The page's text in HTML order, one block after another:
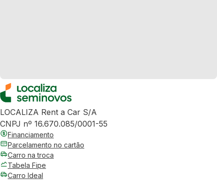
LOCALIZA Rent a Car S/A
CNPJ nº 16.670.085/0001-55
Financiamento
Parcelamento no cartão
Carro na troca
Tabela Fipe
Carro Ideal